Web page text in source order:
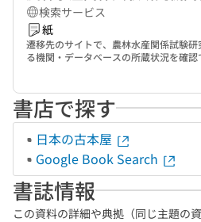
検索サービス
紙
遷移先のサイトで、農林水産関係試験
る機関・データベースの所蔵状況を確認
書店で探す
日本の古本屋
Google Book Search
書誌情報
この資料の詳細や典拠（同じ主題の